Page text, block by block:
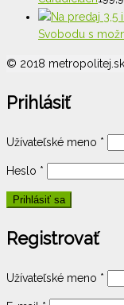
Na predaj
Svobodu s
© 2018
Prihlásiť
Užívateľské meno *
Heslo *
Registrovať
Užívateľské meno *